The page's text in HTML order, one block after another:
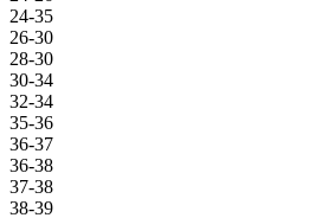
24-35
26-30
28-30
30-34
32-34
35-36
36-37
36-38
37-38
38-39